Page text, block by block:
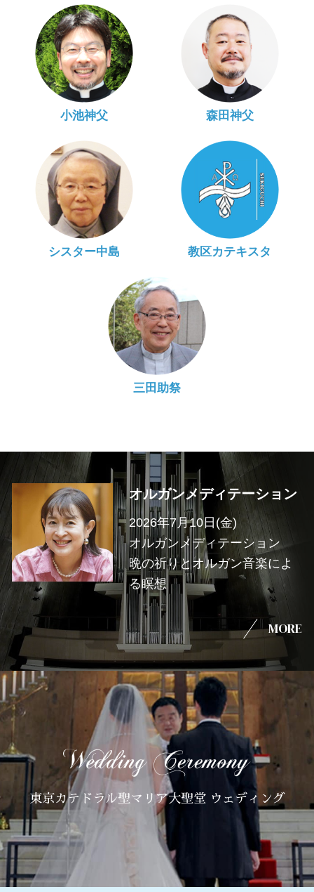
小池神父 森田神父
シスター中島 教区カテキスタ
三田助祭
オルガンメディテーション
2026年7月10日(金)
オルガンメディテーション
晩の祈りとオルガン音楽によ
る瞑想
MORE
東京カテドラル聖マリア大聖堂 ウェディング